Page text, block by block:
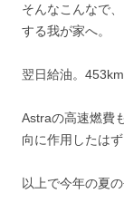
そんなこんなで
する我が家へ。
翌日給油。
Astraの高速燃費
向に作用したは
以上で今年の夏